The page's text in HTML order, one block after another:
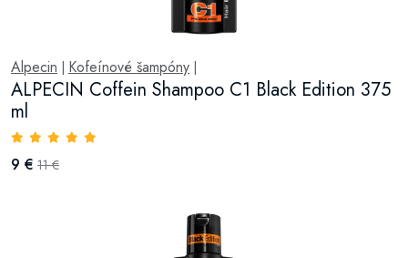
Alpecin Kofeínové šampóny
ALPECIN Coffein Shampoo C1 Black Edition 375
ml
9 € 11 €